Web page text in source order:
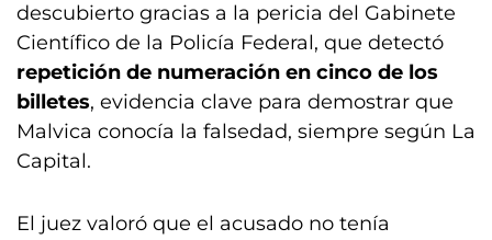
descubierto gracias a la pericia del Gabinete
Científico de la Policía Federal, que detectó
repetición de numeración en cinco de los
billetes, evidencia clave para demostrar que
Malvica conocía la falsedad, siempre según La
Capital.
El juez valoró que el acusado no tenía